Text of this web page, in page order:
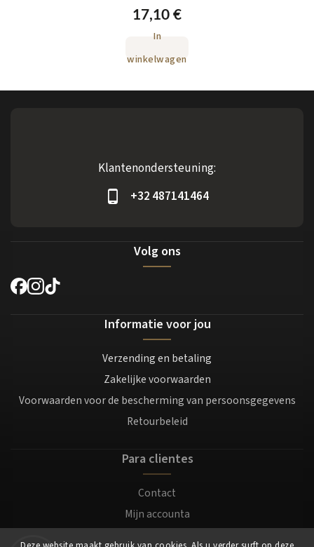
17,10 €
In
winkelwagen
Klantenondersteuning:
+32 487141464
Volg ons
Informatie voor jou
Verzending en betaling
Zakelijke voorwaarden
Voorwaarden voor de bescherming van persoonsgegevens
Retourbeleid
Para clientes
Contact
Mijn accounta